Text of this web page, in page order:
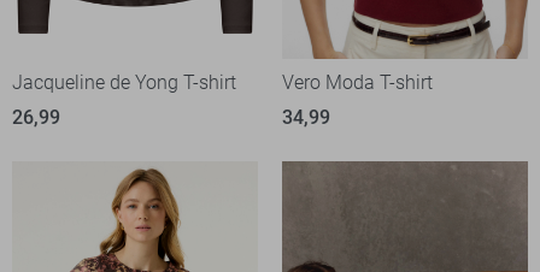
Jacqueline de Yong T-shirt
26,99
Vero Moda T-shirt
34,99